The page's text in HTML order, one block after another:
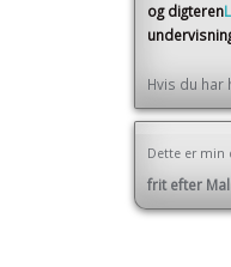
og digteren
Hvis du
Dette er min
frit efter